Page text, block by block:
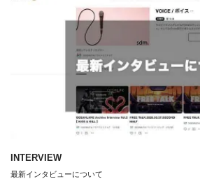
INTERVIEW
最新インタビューについて